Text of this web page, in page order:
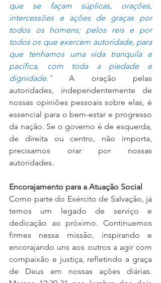
que se façam súplicas, orações,
intercessões e ações de graças por
todos os homens; pelos reis e por
todos os que exercem autoridade, para
que tenhamos uma vida tranquila e
pacífica, com toda a piedade e
dignidade."
A oração pelas
autoridades, independentemente de
nossas opiniões pessoais sobre elas, é
essencial para o bem-estar e progresso
da nação. Se o governo é de esquerda,
de direita ou centro, não importa,
precisamos orar por nossas
autoridades.
Encorajamento para a Atuação Social
Como parte do Exército de Salvação, já
temos um legado de serviço e
dedicação ao próximo. Continuemos
firmes nessa missão, inspirando e
encorajando uns aos outros a agir com
compaixão e justiça, refletindo a graça
de Deus em nossas ações diárias.